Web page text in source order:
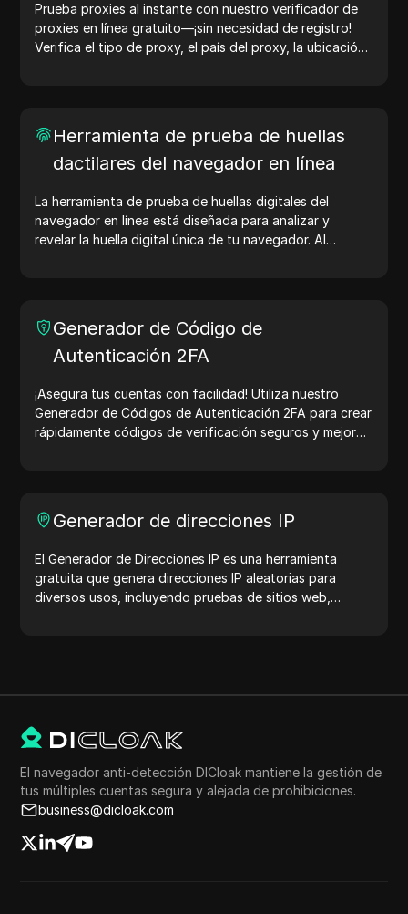
Prueba proxies al instante con nuestro verificador de
proxies en línea gratuito—¡sin necesidad de registro!
Verifica el tipo de proxy, el país del proxy, la ubicación
Herramienta de prueba de huellas
dactilares del navegador en línea
La herramienta de prueba de huellas digitales del
navegador en línea está diseñada para analizar y
revelar la huella digital única de tu navegador. Al
línea.
Generador de Código de
Autenticación 2FA
¡Asegura tus cuentas con facilidad! Utiliza nuestro
Generador de Códigos de Autenticación 2FA para crear
rápidamente códigos de verificación seguros y mejorar
Generador de direcciones IP
El Generador de Direcciones IP es una herramienta
gratuita que genera direcciones IP aleatorias para
diversos usos, incluyendo pruebas de sitios web,
geolocalización, verificaciones de privacidad y más.
desarrollo: ¡genera direcciones IP ahora!
El navegador anti-detección DICloak mantiene la gestión de
tus múltiples cuentas segura y alejada de prohibiciones.
business@dicloak.com